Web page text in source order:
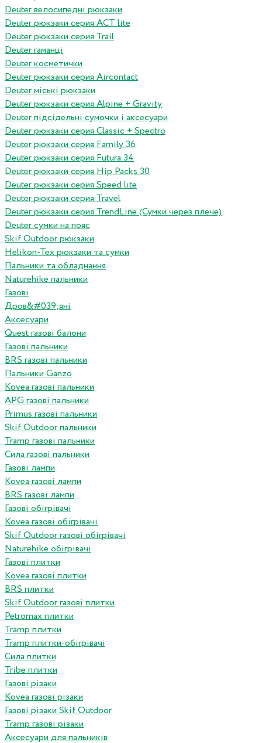
Deuter велосипедні рюкзаки
Deuter рюкзаки серия ACT lite
Deuter рюкзаки серия Trail
Deuter гаманці
Deuter косметички
Deuter рюкзаки серия Aircontact
Deuter міські рюкзаки
Deuter рюкзаки серия Alpine + Gravity
Deuter підсідельні сумочки і аксесуари
Deuter рюкзаки серия Classic + Spectro
Deuter рюкзаки серия Family 36
Deuter рюкзаки серия Futura 34
Deuter рюкзаки серия Hip Packs 30
Deuter рюкзаки серия Speed lite
Deuter рюкзаки серия Travel
Deuter рюкзаки серия TrendLine (Сумки через плече)
Deuter сумки на пояс
Skif Outdoor рюкзаки
Helikon-Tex рюкзаки та сумки
Пальники та обладнання
Naturehike пальники
Газові
Дров&#039;яні
Аксесуари
Quest газові балони
Газові пальники
BRS газові пальники
Пальники Ganzo
Kovea газові пальники
APG газові пальники
Primus газові пальники
Skif Outdoor пальники
Tramp газові пальники
Сила газові пальники
Газові лампи
Kovea газові лампи
BRS газові лампи
Газові обігрівачі
Kovea газові обігрівачі
Skif Outdoor газові обігрівачі
Naturehike обігрівачі
Газові плитки
Kovea газові плитки
BRS плитки
Skif Outdoor газові плитки
Petromax плитки
Tramp плитки
Tramp плитки-обігрівачі
Сила плитки
Tribe плитки
Газові різаки
Kovea газові різаки
Газові різаки Skif Outdoor
Tramp газові різаки
Аксесуари для пальників